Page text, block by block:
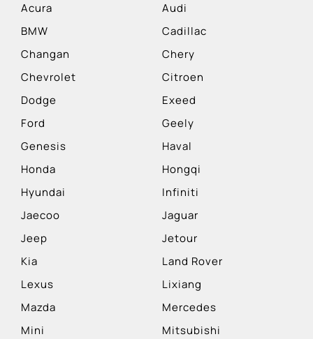
Acura
Audi
BMW
Cadillac
Changan
Chery
Chevrolet
Citroen
Dodge
Exeed
Ford
Geely
Genesis
Haval
Honda
Hongqi
Hyundai
Infiniti
Jaecoo
Jaguar
Jeep
Jetour
Kia
Land Rover
Lexus
Lixiang
Mazda
Mercedes
Mini
Mitsubishi